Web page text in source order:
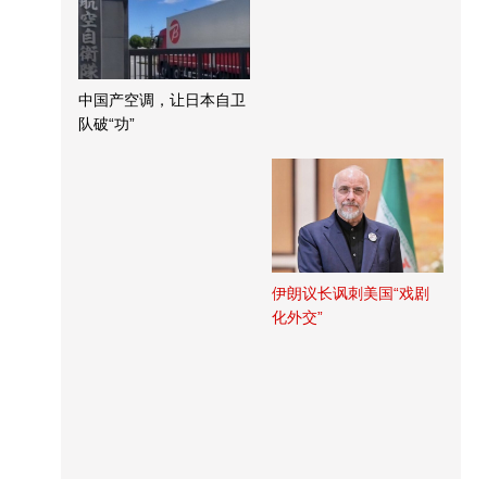
中国产空调，让日本自卫
队破“功”
伊朗议长讽刺美国“戏剧
化外交”